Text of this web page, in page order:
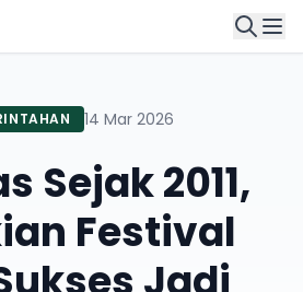
14 Mar 2026
Sejak 2011,
Festival